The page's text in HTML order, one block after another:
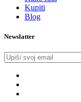
Kupiti
Blog
Newslatter